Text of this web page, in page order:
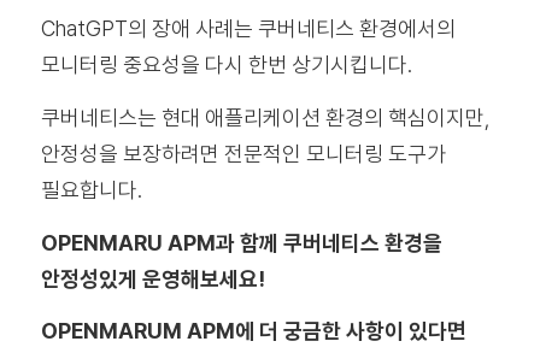
ChatGPT의 장애 사례는 쿠버네티스 환경에서의
모니터링 중요성을 다시 한번 상기시킵니다.
쿠버네티스는 현대 애플리케이션 환경의 핵심이지만,
안정성을 보장하려면 전문적인 모니터링 도구가
필요합니다.
OPENMARU APM과 함께 쿠버네티스 환경을
안정성있게 운영해보세요!
OPENMARUM APM에 더 궁금한 사항이 있다면